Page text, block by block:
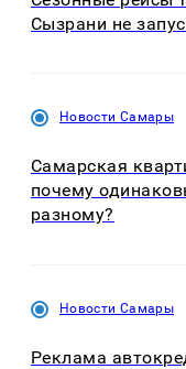
Сызрани не
Новости Самары
Самарская
почему
разному?
Новости Самары
Реклама